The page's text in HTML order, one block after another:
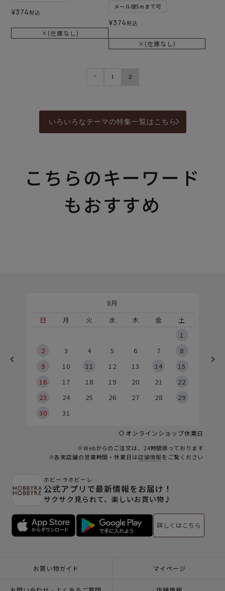
¥374税込
×(在庫なし)
メール便5mまで可
¥374税込
×(在庫なし)
1 2
いろいろなテーマの特集一覧はこちら
こちらのキーワード
もおすすめ
8月
日
月 火 水 木 金
土
1
2
3 4 5 6 7
8
9
10 11 12 13 14
15
16
17 18 19 20 21
22
23
24 25 26 27 28
29
30
31
オンラインショップ休業日
※Webからのご注文は、24時間承っております
※各実店舗の営業時間・休業日は店舗情報をご覧ください
ホビーラホビーレ
公式アプリで最新情報をお届け！
サクサク見られて、楽しいお買い物♪
詳しくはこちら
お買い物ガイド マイページ